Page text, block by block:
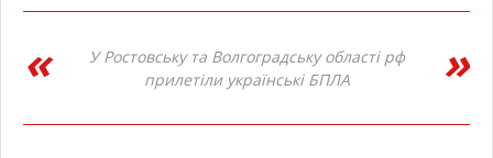
У Ростовську та Волгоградську області рф
прилетіли українські БПЛА